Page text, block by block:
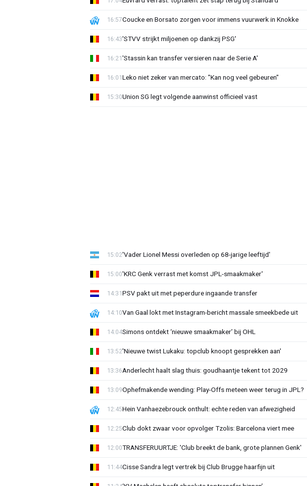
Coucke en Borsato zorgen voor immens vuurwerk in Knokke
16:57
'STVV strijkt miljoenen op dankzij PSG'
16:43
'Stassin kan transfer versieren naar de Serie A'
16:21
Leko niet zeker van mercato: "Kan nog veel gebeuren"
16:01
Union SG legt volgende aanwinst officieel vast
15:30
'Vader Lionel Messi overleden op 68-jarige leeftijd'
15:02
'KRC Genk verrast met komst JPL-smaakmaker'
15:00
PSV pakt uit met peperdure ingaande transfer
14:31
Van Gaal lokt met Instagram-bericht massale smeekbede uit
14:10
Simons ontdekt ‘nieuwe smaakmaker’ bij OHL
14:04
'Nieuwe twist Lukaku: topclub knoopt gesprekken aan'
13:52
Anderlecht haalt slag thuis: goudhaantje tekent tot 2029
13:36
Ophefmakende wending: Play-Offs meteen weer terug in JPL?
13:09
Hein Vanhaezebrouck onthult: echte reden van afwezigheid
12:45
Club dokt zwaar voor opvolger Tzolis: Barcelona viert mee
12:25
TRANSFERUURTJE: 'Club breekt de bank, grote plannen Genk'
12:00
Cisse Sandra legt vertrek bij Club Brugge haarfijn uit
11:44